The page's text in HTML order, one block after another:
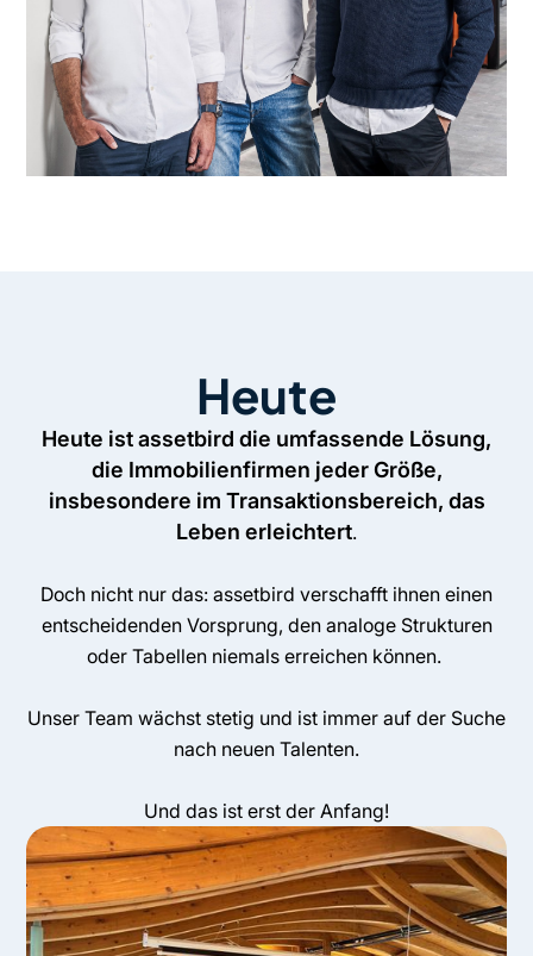
Heute
Heute ist assetbird die umfassende Lösung,
die Immobilienfirmen jeder Größe,
insbesondere im Transaktionsbereich, das
Leben erleichtert.
Doch nicht nur das: assetbird verschafft ihnen einen
entscheidenden Vorsprung, den analoge Strukturen
oder Tabellen niemals erreichen können.
Unser Team wächst stetig und ist immer auf der Suche
nach neuen Talenten.
Und das ist erst der Anfang!